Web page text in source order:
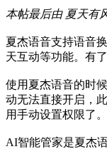
本帖最后由 夏天有
夏杰语音支持语音
天互动等功能。有
使用夏杰语音的时
动无法直接开启，
用手动设置权限了。
AI智能管家是夏杰